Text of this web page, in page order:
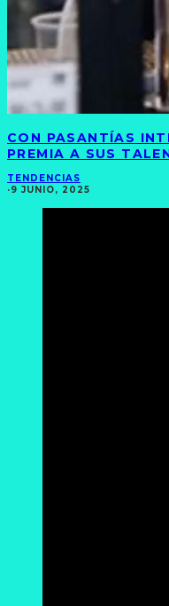
CON PASANTÍAS
PREMIA A SUS
TENDENCIAS
·9 JUNIO, 2025